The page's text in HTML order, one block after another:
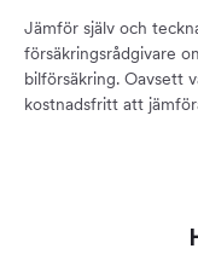
Jämför själv och
försäkringsrådgivare
bilförsäkring. Oavsett
kostnadsfritt att